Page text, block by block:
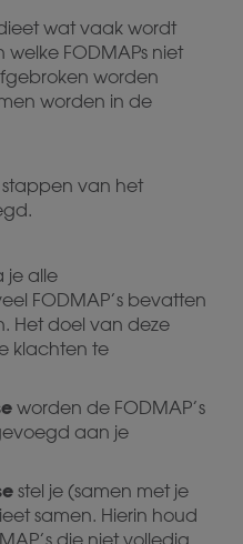
wat vaak wordt
FODMAPs niet
worden
worden in de
van het
je alle
FODMAP’s bevatten
Het doel van deze
klachten te
worden de FODMAP’s
aan je
stel je (samen met je
samen. Hierin houd
die niet volledig